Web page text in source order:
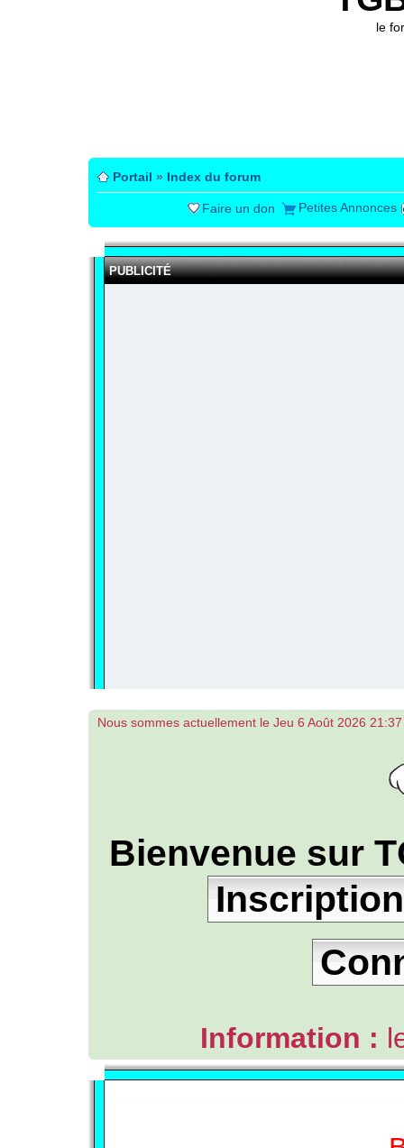
le
Portail » Index du forum
Faire un don Petites Annonces
PUBLICITÉ
Nous sommes actuellement le Jeu 6 Août 2026 21:37
Bienvenue sur
Inscription
Information :